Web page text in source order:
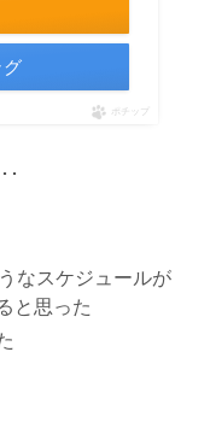
ポチップ
･
なスケジュールが
と思った